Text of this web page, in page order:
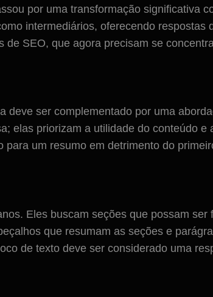
por uma transformação significativa
intermediários, oferecendo
SEO, que agora precisam se
ser complementado por uma
elas priorizam a utilidade do conteúdo
um resumo em detrimento do
Eles buscam seções que possam
que resumam as seções e
de texto deve ser considerado uma